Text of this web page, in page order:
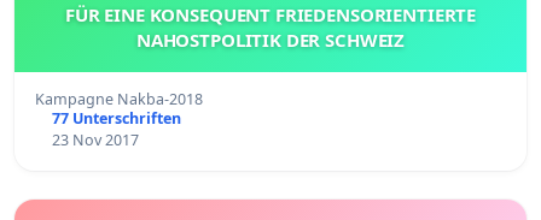
FÜR EINE KONSEQUENT FRIEDENSORIENTIERTE
NAHOSTPOLITIK DER SCHWEIZ
Kampagne Nakba-2018
77 Unterschriften
23 Nov 2017